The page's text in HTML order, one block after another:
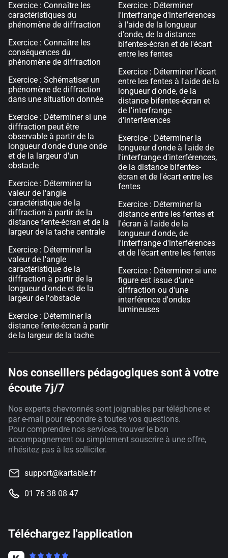
Exercice : Connaître les
caractéristiques du
phénomène de diffraction
Exercice : Connaître les
conséquences du
phénomène de diffraction
Exercice : Schématiser un
phénomène de diffraction
dans une situation donnée
Exercice : Déterminer si une
diffraction peut être
observable à partir de la
longueur d'onde d'une onde
et de la largeur d'un
obstacle
Exercice : Déterminer la
valeur de l'angle
caractéristique de la
diffraction à partir de la
distance fente-écran et de la
largeur de la tache centrale
Exercice : Déterminer la
valeur de l'angle
caractéristique de la
diffraction à partir de la
longueur d'onde et de la
largeur de l'obstacle
Exercice : Déterminer la
distance fente-écran à partir
de la largeur de la tache
Exercice : Déterminer
l'interfrange d'interférences
à l'aide de la longueur
d'onde, de la distance
bifentes-écran et de l'écart
entre les fentes
Exercice : Déterminer l'écart
entre les fentes à l'aide de la
longueur d'onde, de la
distance bifentes-écran et
de l'interfrange
d'interférences
Exercice : Déterminer la
longueur d'onde à l'aide de
l'interfrange d'interférences,
de la distance bifentes-
écran et de l'écart entre les
fentes
Exercice : Déterminer la
distance entre les fentes et
l'écran à l'aide de la
longueur d'onde, de
l'interfrange d'interférences
et de l'écart entre les fentes
Exercice : Déterminer si une
figure est issue d'une
diffraction ou d'une
interférence d'ondes
lumineuses
Nos conseillers pédagogiques sont à votre
écoute 7j/7
Nos experts chevronnés sont joignables par téléphone et
par e-mail pour répondre à toutes vos questions.
Pour comprendre nos services, trouver le bon
accompagnement ou simplement souscrire à une offre,
n'hésitez pas à les solliciter.
support@kartable.fr
01 76 38 08 47
Téléchargez l'application